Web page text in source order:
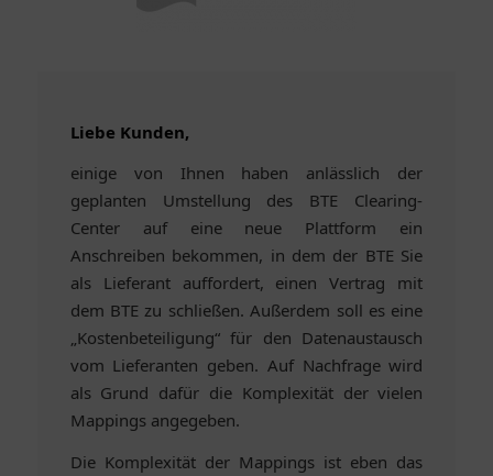
Liebe Kunden,
einige von Ihnen haben anlässlich der
geplanten Umstellung des BTE Clearing-
Center auf eine neue Plattform ein
Anschreiben bekommen, in dem der BTE Sie
als Lieferant auffordert, einen Vertrag mit
dem BTE zu schließen. Außerdem soll es eine
„Kostenbeteiligung“ für den Datenaustausch
vom Lieferanten geben. Auf Nachfrage wird
als Grund dafür die Komplexität der vielen
Mappings angegeben.
Die Komplexität der Mappings ist eben das